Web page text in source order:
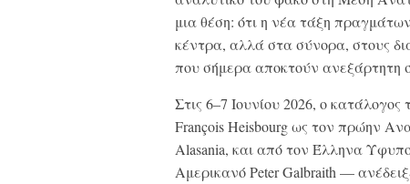
μια θέση: ότι η νέα τάξη
κέντρα, αλλά στα σύνορα, στους
που σήμερα αποκτούν ανεξάρτητη
Στις 6–7 Ιουνίου 2026, ο
François Heisbourg ως τον πρώην
Alasania, και από τον Έλληνα
Αμερικανό Peter Galbraith —